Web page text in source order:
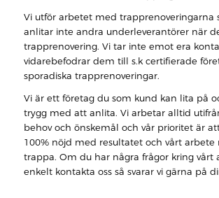
Vi utför arbetet med trapprenoveringarna
anlitar inte andra underleverantörer när
trapprenovering. Vi tar inte emot era
vidarebefodrar dem till s.k certifierade
sporadiska trapprenoveringar.
Vi är ett företag du som kund kan lita på
trygg med att anlita. Vi arbetar alltid
behov och önskemål och vår prioritet är
100% nöjd med resultatet och vårt arbete
trappa. Om du har några frågor kring vårt
enkelt kontakta oss så svarar vi gärna på